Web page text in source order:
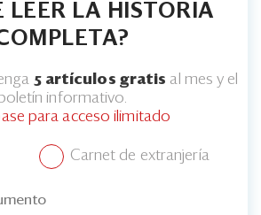
LEER LA HISTORIA
5 artículos gratis al mes y el
informativo.
para acceso ilimitado
Carnet de extranjería